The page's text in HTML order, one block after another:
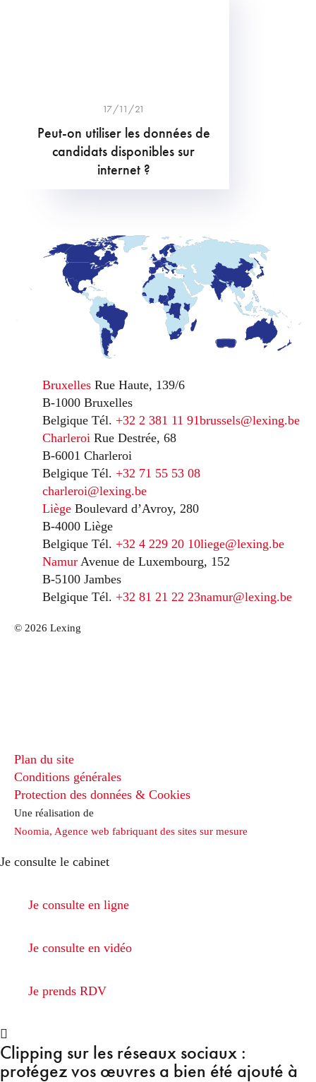
17/11/21
Peut-on utiliser les données de
candidats disponibles sur
internet ?
Bruxelles Rue Haute, 139/6
B-1000 Bruxelles
Belgique Tél. +32 2 381 11 91brussels@lexing.be
Charleroi Rue Destrée, 68
B-6001 Charleroi
Belgique Tél. +32 71 55 53 08
charleroi@lexing.be
Liège Boulevard d’Avroy, 280
B-4000 Liège
Belgique Tél. +32 4 229 20 10liege@lexing.be
Namur Avenue de Luxembourg, 152
B-5100 Jambes
Belgique Tél. +32 81 21 22 23namur@lexing.be
© 2026 Lexing
Plan du site
Conditions générales
Protection des données & Cookies
Une réalisation de
Noomia, Agence web fabriquant des sites sur mesure
Je consulte le cabinet
Je consulte en ligne
Je consulte en vidéo
Je prends RDV
Clipping sur les réseaux sociaux :
protégez vos œuvres a bien été ajouté à